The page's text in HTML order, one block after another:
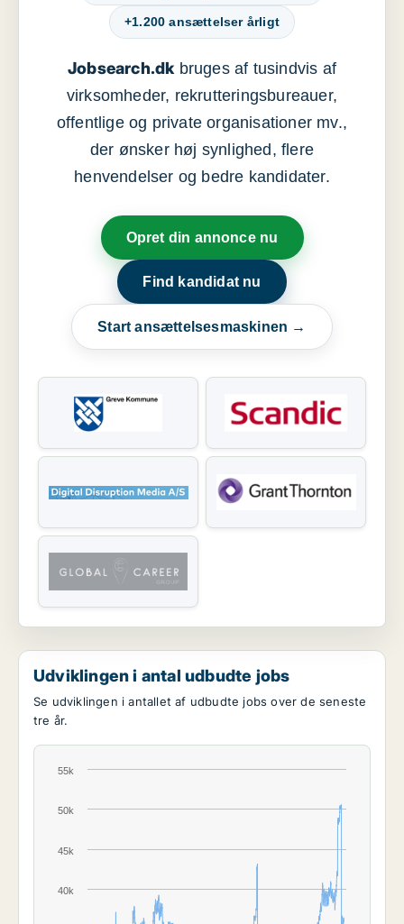
+1.200 ansættelser årligt
Jobsearch.dkbruges af tusindvis af
virksomheder, rekrutteringsbureauer,
offentlige og private organisationer mv.,
der ønsker høj synlighed, flere
henvendelser og bedre kandidater.
Opret din annonce nu
Find kandidat nu
Start ansættelsesmaskinen →
Udviklingen i antal udbudte jobs
Se udviklingen i antallet af udbudte jobs over de seneste
tre år.
40k
45k
50k
55k